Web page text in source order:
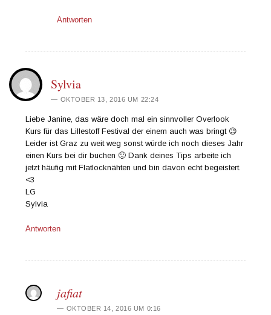
Antworten
Sylvia
OKTOBER 13, 2016 UM 22:24
Liebe Janine, das wäre doch mal ein sinnvoller Overlook
Kurs für das Lillestoff Festival der einem auch was bringt 😉
Leider ist Graz zu weit weg sonst würde ich noch dieses Jahr
einen Kurs bei dir buchen 🙂 Dank deines Tips arbeite ich
jetzt häufig mit Flatlocknähten und bin davon echt begeistert.
<3
LG
Sylvia
Antworten
jafiat
OKTOBER 14, 2016 UM 0:16